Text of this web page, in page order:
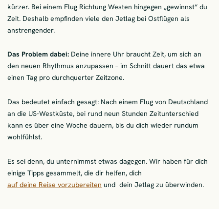
kürzer. Bei einem Flug Richtung Westen hingegen „gewinnst“ du
Zeit. Deshalb empfinden viele den Jetlag bei Ostflügen als
anstrengender.
Das Problem dabei: Deine innere Uhr braucht Zeit, um sich an
den neuen Rhythmus anzupassen – im Schnitt dauert das etwa
einen Tag pro durchquerter Zeitzone.
Das bedeutet einfach gesagt: Nach einem Flug von Deutschland
an die US-Westküste, bei rund neun Stunden Zeitunterschied
kann es über eine Woche dauern, bis du dich wieder rundum
wohlfühlst.
Es sei denn, du unternimmst etwas dagegen. Wir haben für dich
einige Tipps gesammelt, die dir helfen, dich
auf deine Reise vorzubereiten und dein Jetlag zu überwinden.